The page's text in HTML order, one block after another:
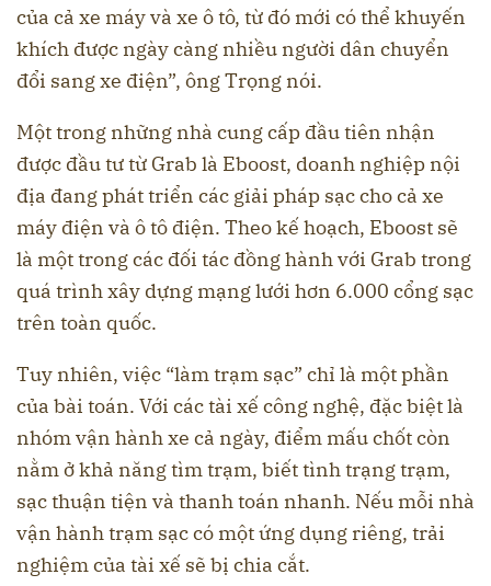
của cả xe máy và xe ô tô, từ đó mới có thể khuyến
khích được ngày càng nhiều người dân chuyển
đổi sang xe điện”, ông Trọng nói.
Một trong những nhà cung cấp đầu tiên nhận
được đầu tư từ Grab là Eboost, doanh nghiệp nội
địa đang phát triển các giải pháp sạc cho cả xe
máy điện và ô tô điện. Theo kế hoạch, Eboost sẽ
là một trong các đối tác đồng hành với Grab trong
quá trình xây dựng mạng lưới hơn 6.000 cổng sạc
trên toàn quốc.
Tuy nhiên, việc “làm trạm sạc” chỉ là một phần
của bài toán. Với các tài xế công nghệ, đặc biệt là
nhóm vận hành xe cả ngày, điểm mấu chốt còn
nằm ở khả năng tìm trạm, biết tình trạng trạm,
sạc thuận tiện và thanh toán nhanh. Nếu mỗi nhà
vận hành trạm sạc có một ứng dụng riêng, trải
nghiệm của tài xế sẽ bị chia cắt.